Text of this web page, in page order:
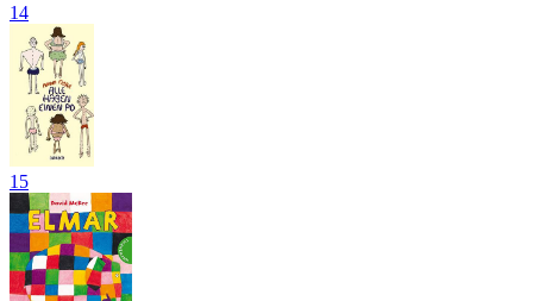
14
15